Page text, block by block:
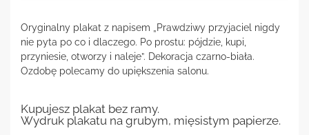
Oryginalny plakat z napisem „Prawdziwy przyjaciel nigdy
nie pyta po co i dlaczego. Po prostu: pójdzie, kupi,
przyniesie, otworzy i naleje”. Dekoracja czarno-biała.
Ozdobę polecamy do upiększenia salonu.
Kupujesz plakat bez ramy.
Wydruk plakatu na grubym, mięsistym papierze.